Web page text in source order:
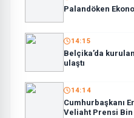
Palandöken
14:15
Belçika’da
ulaştı
14:14
Cumhurbaşkanı
Veliaht Prensi